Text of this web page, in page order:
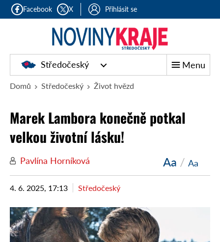
Facebook X Přihlásit se
Středočeský Menu
Domů Středočeský Život hvězd
Marek Lambora konečně potkal
velkou životní lásku!
Pavlína Horníková Aa / Aa
4. 6. 2025, 17:13 Středočeský